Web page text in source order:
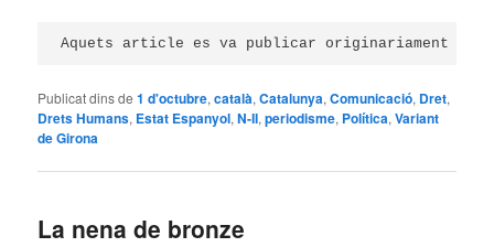
Aquets article es va publicar originariament
Publicat dins de 1 d'octubre,català,Catalunya,Comunicació, Dret,
Drets Humans, Estat Espanyol,N-II,periodisme, Política,Variant
de Girona
La nena de bronze